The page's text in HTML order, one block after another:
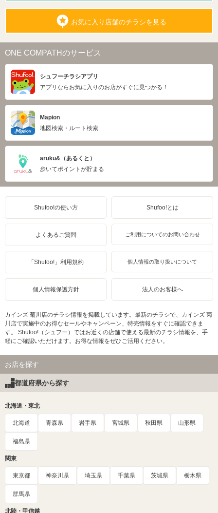
お気に入り店舗のチラシを見る
ONE COMPATHのサービス
シュフーチラシアプリ
アプリならお気に入りのお店がすぐに見つかる！
Mapion
地図検索・ルート検索
aruku&（あるくと）
歩いてポイントが貯まる
Shufoo!の使い方 Shufoo!とは
よくあるご質問 ご利用についてのお問い合わせ
「Shufoo!」利用規約 個人情報の取り扱いについて
個人情報保護方針 法人のお客様へ
カインズ 菊川店のチラシ情報を掲載しています。最新のチラシで、カインズ 菊
川店で実施中のお得なセールやキャンペーン、特売情報をすぐに確認できま
す。 Shufoo!（シュフー）ではお近くの店舗で使える最新のチラシ情報を、手
軽にご確認いただけます。お得な情報をぜひご活用ください。
お店を探す
都道府県から探す
北海道・東北
北海道 青森県 岩手県 宮城県 秋田県 山形県
福島県
関東
東京都 神奈川県 埼玉県 千葉県 茨城県 栃木県
群馬県
北陸・甲信越